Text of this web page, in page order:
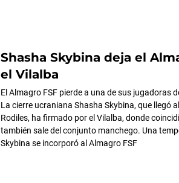
Shasha Skybina deja el
el Vilalba
El Almagro FSF pierde a una de sus jugadoras
La cierre ucraniana Shasha Skybina, que llegó
Rodiles, ha firmado por el Vilalba, donde
también sale del conjunto manchego. Una
Skybina se incorporó al Almagro FSF